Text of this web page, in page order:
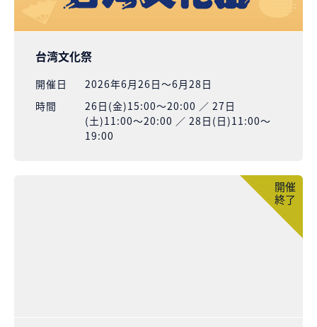
台湾文化祭
開催⽇
2026年6月26日～6月28日
時間
26日(金)15:00～20:00 ／ 27日
(土)11:00～20:00 ／ 28日(日)11:00～
19:00
開催
終了